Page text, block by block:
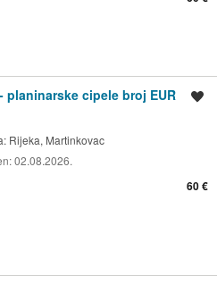
planinarske cipele broj EUR
Rijeka, Martinkovac
02.08.2026.
60 €